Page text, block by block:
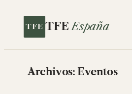
contenido
TFEEspaña
Archivos: Eventos